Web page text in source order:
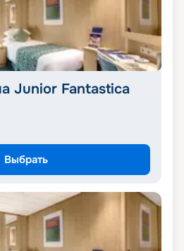
Junior Fantastica
Выбрать